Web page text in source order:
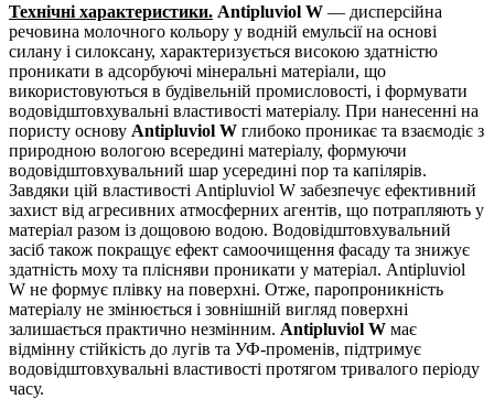
Технічні характеристики. Antipluviol W — дисперсійна
речовина молочного кольору у водній емульсії на основі
силану і силоксану, характеризується високою здатністю
проникати в адсорбуючі мінеральні матеріали, що
використовуються в будівельній промисловості, і формувати
водовідштовхувальні властивості матеріалу. При нанесенні на
пористу основу Antipluviol W глибоко проникає та взаємодіє з
природною вологою всередині матеріалу, формуючи
водовідштовхувальний шар усередині пор та капілярів.
Завдяки цій властивості Antipluviol W забезпечує ефективний
захист від агресивних атмосферних агентів, що потрапляють у
матеріал разом із дощовою водою. Водовідштовхувальний
засіб також покращує ефект самоочищення фасаду та знижує
здатність моху та плісняви ​​проникати у матеріал. Antipluviol
W не формує плівку на поверхні. Отже, паропроникність
матеріалу не змінюється і зовнішній вигляд поверхні
залишається практично незмінним. Antipluviol W має
відмінну стійкість до лугів та УФ-променів, підтримує
водовідштовхувальні властивості протягом тривалого періоду
часу.